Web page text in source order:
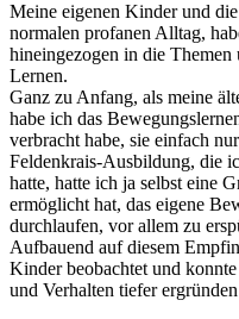
Meine eigenen Kinder und
normalen profanen Alltag,
hineingezogen in die
Lernen.
Ganz zu Anfang, als meine
habe ich das
verbracht habe, sie einfach
Feldenkrais-Ausbildung, die
hatte, hatte ich ja selbst eine
ermöglicht hat, das eigene
durchlaufen, vor allem zu
Aufbauend auf diesem
Kinder beobachtet und
und Verhalten tiefer